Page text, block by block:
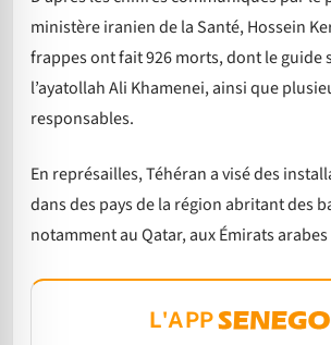
ministère iranien de la Santé, Hossein
frappes ont fait 926 morts, dont le guide
l’ayatollah Ali Khamenei, ainsi que
responsables.
En représailles, Téhéran a visé des
dans des pays de la région abritant des
notamment au Qatar, aux Émirats
L'APP